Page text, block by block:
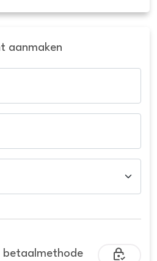
aanmaken
betaalmethode